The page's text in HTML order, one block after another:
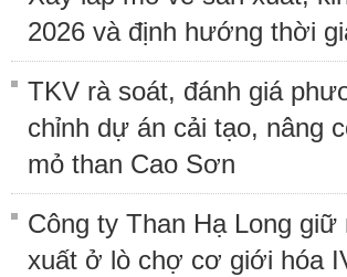
2026 và định hướng thời
TKV rà soát, đánh giá
chỉnh dự án cải tạo, nâng
mỏ than Cao Sơn
Công ty Than Hạ Long giữ
xuất ở lò chợ cơ giới hóa